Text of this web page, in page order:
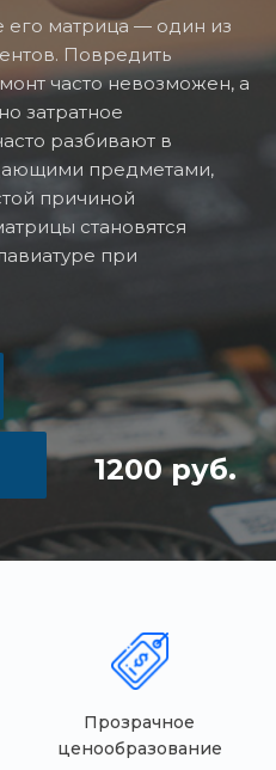
его матрица — один из
Повредить
часто невозможен, а
затратное
разбивают в
предметами,
причиной
становятся
при
1200 руб.
Прозрачное
ценообразование